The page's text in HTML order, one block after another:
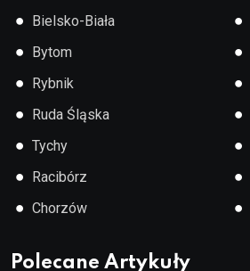
● Bielsko-Biała
● Bytom
● Rybnik
● Ruda Śląska
● Tychy
● Racibórz
● Chorzów
●
●
●
●
●
●
●
Polecane Artykuły